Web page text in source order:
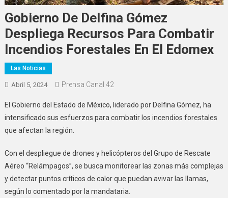
Gobierno De Delfina Gómez
Despliega Recursos Para Combatir
Incendios Forestales En El Edomex
Las Noticias
Abril 5, 2024 Prensa Canal 42
El Gobierno del Estado de México, liderado por Delfina Gómez, ha
intensificado sus esfuerzos para combatir los incendios forestales
que afectan la región.
Con el despliegue de drones y helicópteros del Grupo de Rescate
Aéreo “Relámpagos”, se busca monitorear las zonas más complejas
y detectar puntos críticos de calor que puedan avivar las llamas,
según lo comentado por la mandataria.